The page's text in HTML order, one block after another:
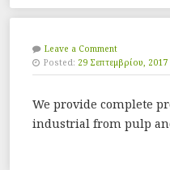
Leave a Comment
Posted: 29 Σεπτεμβρίου, 2017
We provide complete
industrial from pulp